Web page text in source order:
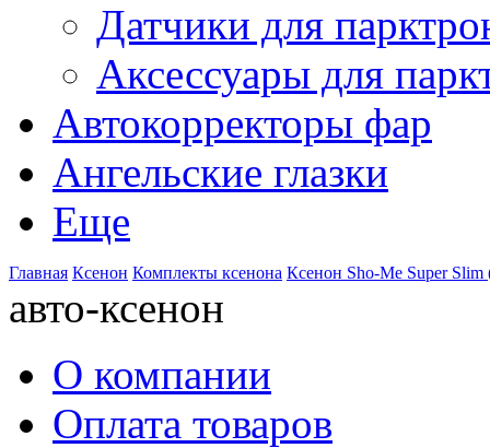
Датчики для
Аксессуары для
Автокорректоры фар
Ангельские глазки
Еще
Главная Ксенон Комплекты ксенона Ксенон Sho-Me Super
авто-ксенон
О компании
Оплата товаров